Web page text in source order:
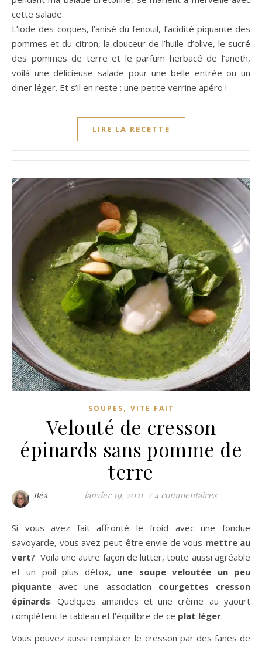
cette salade.
L’iode des coques, l’anisé du fenouil, l’acidité piquante des
pommes et du citron, la douceur de l’huile d’olive, le sucré
des pommes de terre et le parfum herbacé de l’aneth,
voilà une délicieuse salade pour une belle entrée ou un
diner léger. Et s’il en reste : une petite verrine apéro !
LIRE LA RECETTE
SOUPES, VITE FAIT
Velouté de cresson
épinards sans pomme de
terre
Béa janvier 19, 2021 / 4 commentaires
Si vous avez fait affronté le froid avec une fondue
savoyarde, vous avez peut-être envie de vous mettre au
vert? Voila une autre façon de lutter, toute aussi agréable
et un poil plus détox, une soupe veloutée un peu
piquante avec une association courgettes cresson
épinards. Quelques amandes et une crème au yaourt
complètent le tableau et l’équilibre de ce plat léger.
Vous pouvez aussi remplacer le cresson par des fanes de